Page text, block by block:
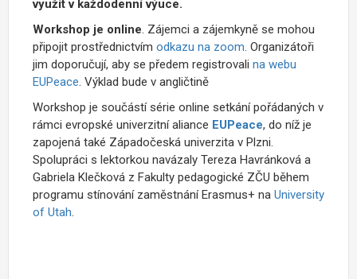
využít v každodenní výuce.
Workshop je online. Zájemci a zájemkyně se mohou
připojit prostřednictvím odkazu na zoom. Organizátoři
jim doporučují, aby se předem registrovali na webu
EUPeace. Výklad bude v angličtině
Workshop je součástí série online setkání pořádaných v
rámci evropské univerzitní aliance EUPeace, do níž je
zapojená také Západočeská univerzita v Plzni.
Spolupráci s lektorkou navázaly Tereza Havránková a
Gabriela Klečková z Fakulty pedagogické ZČU během
programu stínování zaměstnání Erasmus+ na University
of Utah.